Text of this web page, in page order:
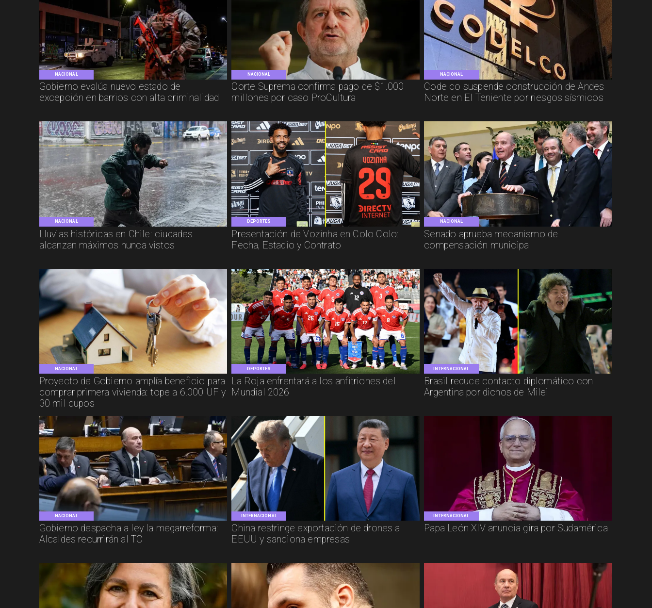
NACIONAL
Gobierno evalúa nuevo estado de
excepción en barrios con alta criminalidad
NACIONAL
Corte Suprema confirma pago de $1.000
millones por caso ProCultura
NACIONAL
Codelco suspende construcción de Andes
Norte en El Teniente por riesgos sísmicos
NACIONAL
Lluvias históricas en Chile: ciudades
alcanzan máximos nunca vistos
DEPORTES
Presentación de Vozinha en Colo Colo:
Fecha, Estadio y Contrato
NACIONAL
Senado aprueba mecanismo de
compensación municipal
NACIONAL
Proyecto de Gobierno amplía beneficio para
comprar primera vivienda: tope a 6.000 UF y
30 mil cupos
DEPORTES
La Roja enfrentará a los anfitriones del
Mundial 2026
INTERNACIONAL
Brasil reduce contacto diplomático con
Argentina por dichos de Milei
NACIONAL
Gobierno despacha a ley la megarreforma:
Alcaldes recurrirán al TC
INTERNACIONAL
China restringe exportación de drones a
EEUU y sanciona empresas
INTERNACIONAL
Papa León XIV anuncia gira por Sudamérica